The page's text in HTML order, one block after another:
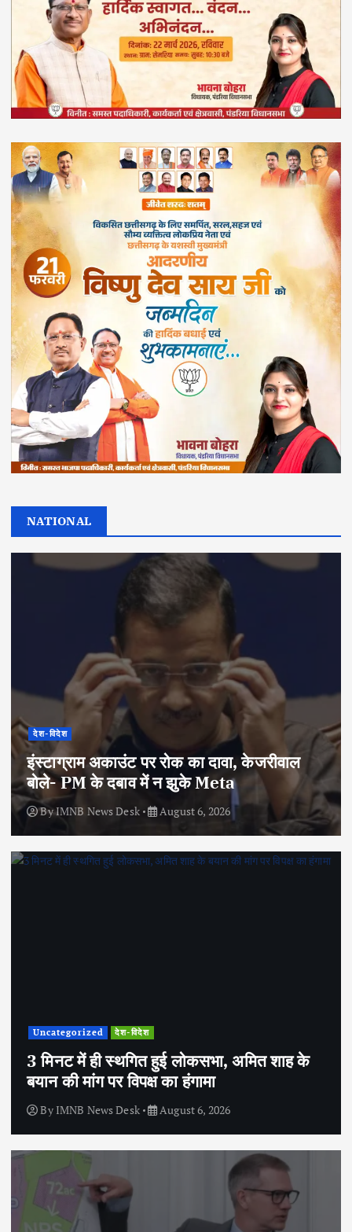
NATIONAL
देश-विदेश
इंस्टाग्राम अकाउंट पर रोक का दावा, केजरीवाल
बोले- PM के दबाव में न झुके Meta
ByIMNB News Desk August 6, 2026
Uncategorized देश-विदेश
3 मिनट में ही स्थगित हुई लोकसभा, अमित शाह के
बयान की मांग पर विपक्ष का हंगामा
By IMNB News Desk August 6, 2026